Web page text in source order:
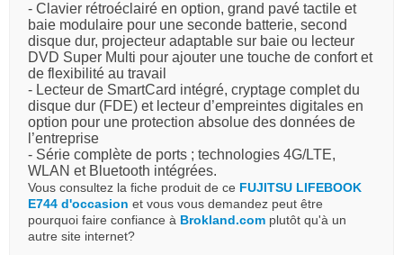
- Clavier rétroéclairé en option, grand pavé tactile et
baie modulaire pour une seconde batterie, second
disque dur, projecteur adaptable sur baie ou lecteur
DVD Super Multi pour ajouter une touche de confort et
de flexibilité au travail
- Lecteur de SmartCard intégré, cryptage complet du
disque dur (FDE) et lecteur d’empreintes digitales en
option pour une protection absolue des données de
l’entreprise
- Série complète de ports ; technologies 4G/LTE,
WLAN et Bluetooth intégrées.
Vous consultez la fiche produit de ce FUJITSU LIFEBOOK
E744 d'occasion et vous vous demandez peut être
pourquoi faire confiance à Brokland.com plutôt qu'à un
autre site internet?